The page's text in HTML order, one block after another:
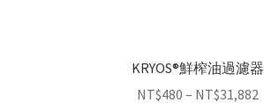
KRYOS®鮮榨油過濾器
NT$480 – NT$31,882